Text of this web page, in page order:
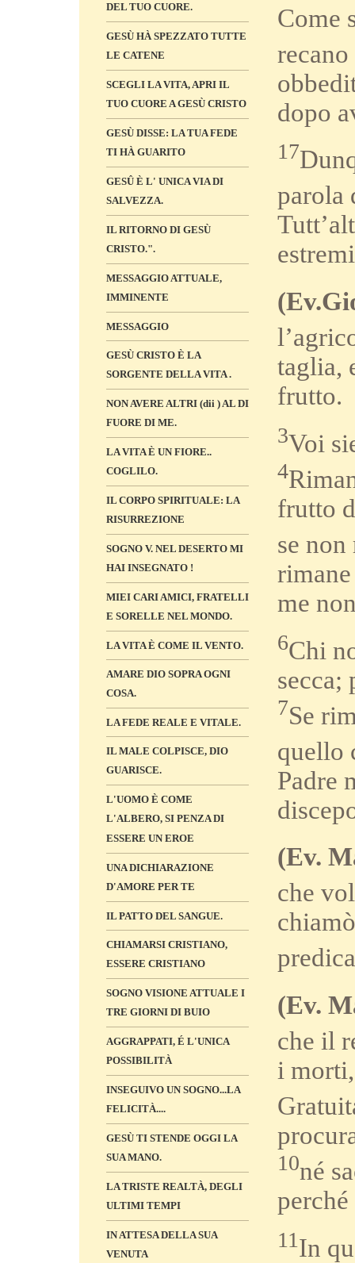
DEL TUO CUORE.
GESÙ HÀ SPEZZATO TUTTE
LE CATENE
SCEGLI LA VITA, APRI IL
TUO CUORE A GESÙ CRISTO
GESÙ DISSE: LA TUA FEDE
TI HÀ GUARITO
GESÛ È L' UNICA VIA DI
SALVEZZA.
IL RITORNO DI GESÙ
CRISTO.".
MESSAGGIO ATTUALE,
IMMINENTE
MESSAGGIO
GESÙ CRISTO È LA
SORGENTE DELLA VITA .
NON AVERE ALTRI (dii ) AL DI
FUORE DI ME.
LA VITA È UN FIORE..
COGLILO.
IL CORPO SPIRITUALE: LA
RISURREZIONE
SOGNO V. NEL DESERTO MI
HAI INSEGNATO !
MIEI CARI AMICI, FRATELLI
E SORELLE NEL MONDO.
LA VITA È COME IL VENTO.
AMARE DIO SOPRA OGNI
COSA.
LA FEDE REALE E VITALE.
IL MALE COLPISCE, DIO
GUARISCE.
L'UOMO È COME
L'ALBERO, SI PENZA DI
ESSERE UN EROE
UNA DICHIARAZIONE
D'AMORE PER TE
IL PATTO DEL SANGUE.
CHIAMARSI CRISTIANO,
ESSERE CRISTIANO
SOGNO VISIONE ATTUALE I
TRE GIORNI DI BUIO
AGGRAPPATI, É L'UNICA
POSSIBILITÀ
INSEGUIVO UN SOGNO...LA
FELICITÀ....
GESÙ TI STENDE OGGI LA
SUA MANO.
LA TRISTE REALTÀ, DEGLI
ULTIMI TEMPI
IN ATTESA DELLA SUA
VENUTA
Come
dopo
17
parola
(
taglia,
frutto.
3Voi
4
frutto
se
me
6Chi
secca;
7Se
quello
Padre
(Ev.
che
(Ev.
che il
i
10né
11In